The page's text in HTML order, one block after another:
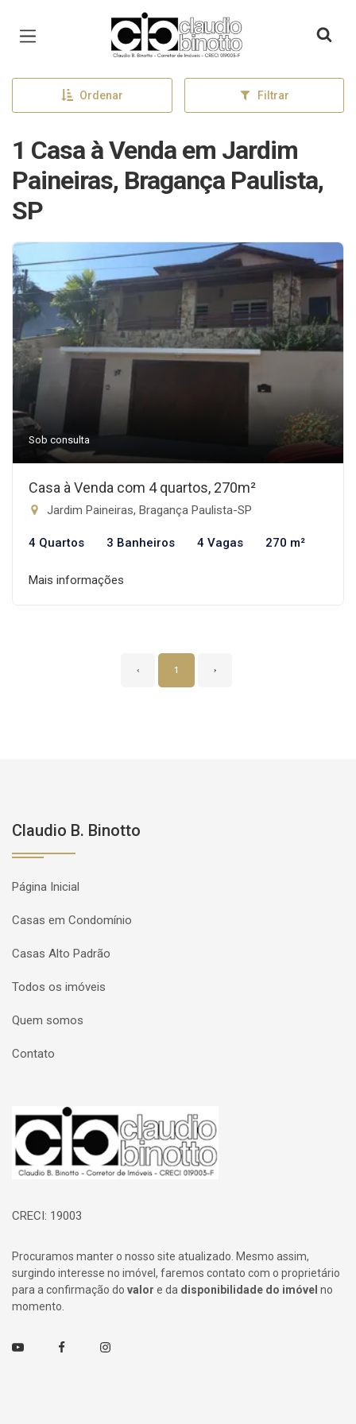
Página inicial
Ordenar Filtrar
1 Casa à Venda em Jardim
Paineiras, Bragança Paulista,
SP
Sob consulta
Casa à Venda com 4 quartos, 270m²
Jardim Paineiras, Bragança Paulista-SP
4 Quartos 3 Banheiros 4 Vagas 270 m²
Mais informações
‹ 1 ›
Claudio B. Binotto
Página Inicial
Casas em Condomínio
Casas Alto Padrão
Todos os imóveis
Quem somos
Contato
Página inicial
CRECI: 19003
Procuramos manter o nosso site atualizado. Mesmo assim,
surgindo interesse no imóvel, faremos contato com o proprietário
para a confirmação do valor e da disponibilidade do imóvel no
momento.
Youtube FacebookInstagram